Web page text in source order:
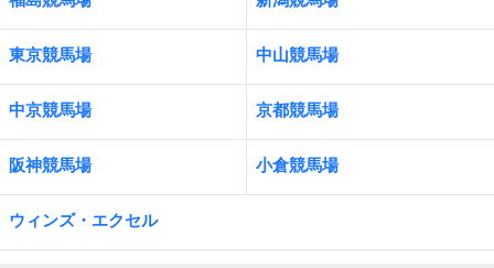
東京競馬場 中山競馬場
中京競馬場 京都競馬場
阪神競馬場 小倉競馬場
ウィンズ・エクセル